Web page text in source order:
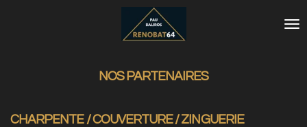
NOS PARTENAIRES
CHARPENTE / COUVERTURE / ZINGUERIE